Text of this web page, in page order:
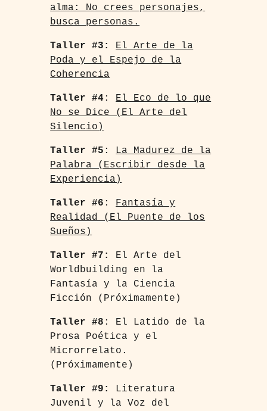
alma: No crees personajes,
busca personas.
Taller #3:
El Arte de la
Poda y el Espejo de la
Coherencia
Taller #4: El Eco de lo que
No se Dice (El Arte del
Silencio)
Taller #5 : La Madurez de la
Palabra (Escribir desde la
Experiencia)
Taller #6 : Fantasía y
Realidad (El Puente de los
Sueños)
Taller #7:
El Arte del
Worldbuilding en la
Fantasía y la Ciencia
Ficción (Próximamente)
Taller #8 : El Latido de la
Prosa Poética y el
Microrrelato.
(Próximamente)
Taller #9:
Literatura
Juvenil y la Voz del